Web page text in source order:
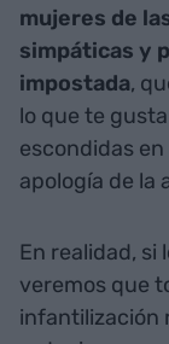
mujeres de
simpáticas y
impostada,
lo que te
escondidas
apología de la
En realidad, si
veremos que
infantilización